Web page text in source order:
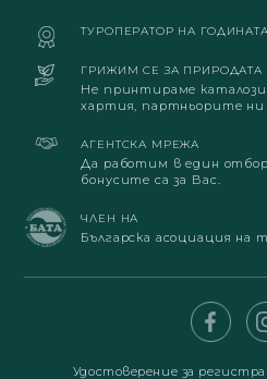
ТУРОПЕРАТОР НА ГОДИНАТА
ГРИЖИМ СЕ ЗА ПРИРОДАТА
Не принтираме
хартия, партньорите ни
АГЕНТСКА МРЕЖА
Да работим в един
бонусите са за Вас.
ЧЛЕН НА
Българска асоциация на
Удостоверение за